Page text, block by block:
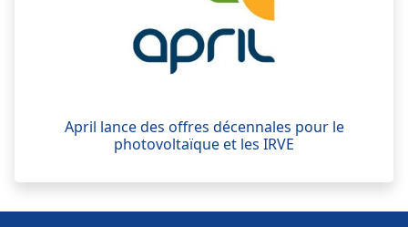
April lance des offres décennales pour le
photovoltaïque et les IRVE